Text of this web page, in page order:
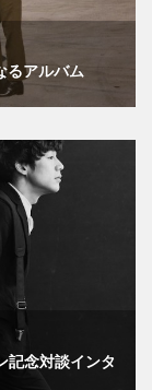
るアルバム
記念対談インタ